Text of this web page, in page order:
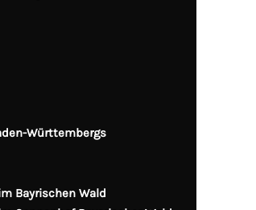
Württembergs
Bayrischen Wald